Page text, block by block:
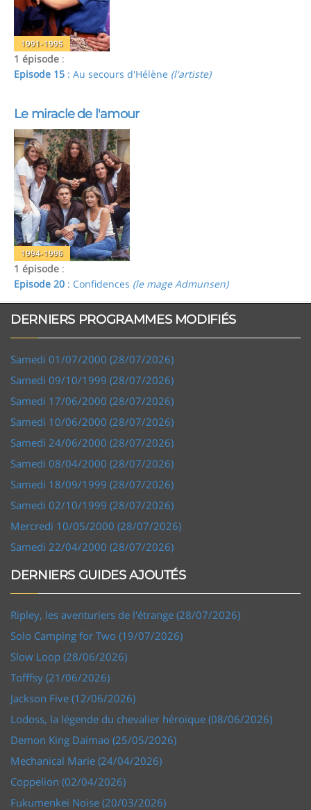
1991-1995
1 épisode :
Episode 15 : Au secours d'Hélène (l'artiste)
Le miracle de l'amour
1994-1996
1 épisode :
Episode 20 : Confidences (le mage Admunsen)
DERNIERS PROGRAMMES MODIFIÉS
Samedi 01/07/2000 (28/07/2026)
Samedi 09/10/1999 (28/07/2026)
Samedi 17/06/2000 (28/07/2026)
Samedi 10/06/2000 (28/07/2026)
Samedi 24/06/2000 (28/07/2026)
Samedi 08/04/2000 (28/07/2026)
Samedi 18/09/1999 (28/07/2026)
Samedi 02/10/1999 (28/07/2026)
Mercredi 10/05/2000 (28/07/2026)
Samedi 22/04/2000 (28/07/2026)
DERNIERS GUIDES AJOUTÉS
Ripley, les aventuriers de l'étrange (28/07/2026)
Solo Camping for Two (19/07/2026)
Slow Loop (28/06/2026)
Tofffsy (21/06/2026)
Jackson Five (12/06/2026)
Lodoss, la légende du chevalier héroïque (08/06/2026)
Demon King Daimao (25/05/2026)
Mechanical Marie (24/04/2026)
Coppelion (02/04/2026)
Fukumenkei Noise (20/03/2026)